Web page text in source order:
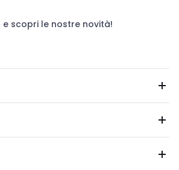
scopri le nostre novità!